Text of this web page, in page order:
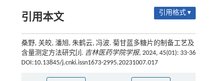
引用本文 引用格式 ▾
桑野, 关皎, 潘旭, 朱鹤云, 冯波. 菊甘蓝多糖片的制备工艺及
含量测定方法研究[J]. 吉林医药学院学报, 2024, 45(01): 33-36
DOI:10.13845/j.cnki.issn1673-2995.20231007.017